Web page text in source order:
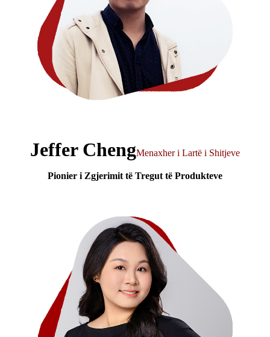
Jeffer ChengMenaxher i Lartë i Shitjeve
Pionier i Zgjerimit të Tregut të Produkteve